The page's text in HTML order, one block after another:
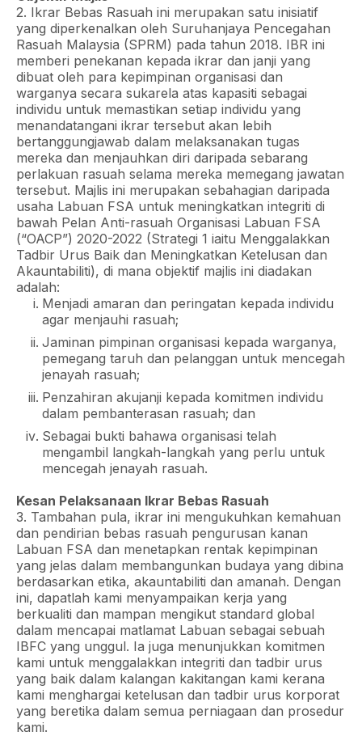
2. Ikrar Bebas Rasuah ini merupakan satu inisiatif
yang diperkenalkan oleh Suruhanjaya Pencegahan
Rasuah Malaysia (SPRM) pada tahun 2018. IBR ini
memberi penekanan kepada ikrar dan janji yang
dibuat oleh para kepimpinan organisasi dan
warganya secara sukarela atas kapasiti sebagai
individu untuk memastikan setiap individu yang
menandatangani ikrar tersebut akan lebih
bertanggungjawab dalam melaksanakan tugas
mereka dan menjauhkan diri daripada sebarang
perlakuan rasuah selama mereka memegang jawatan
tersebut. Majlis ini merupakan sebahagian daripada
usaha Labuan FSA untuk meningkatkan integriti di
bawah Pelan Anti-rasuah Organisasi Labuan FSA
(“OACP”) 2020-2022 (Strategi 1 iaitu Menggalakkan
Tadbir Urus Baik dan Meningkatkan Ketelusan dan
Akauntabiliti), di mana objektif majlis ini diadakan
adalah:
Menjadi amaran dan peringatan kepada individu
agar menjauhi rasuah;
Jaminan pimpinan organisasi kepada warganya,
pemegang taruh dan pelanggan untuk mencegah
jenayah rasuah;
Penzahiran akujanji kepada komitmen individu
dalam pembanterasan rasuah; dan
Sebagai bukti bahawa organisasi telah
mengambil langkah-langkah yang perlu untuk
mencegah jenayah rasuah.
Kesan Pelaksanaan Ikrar Bebas Rasuah
3. Tambahan pula, ikrar ini mengukuhkan kemahuan
dan pendirian bebas rasuah pengurusan kanan
Labuan FSA dan menetapkan rentak kepimpinan
yang jelas dalam membangunkan budaya yang dibina
berdasarkan etika, akauntabiliti dan amanah. Dengan
ini, dapatlah kami menyampaikan kerja yang
berkualiti dan mampan mengikut standard global
dalam mencapai matlamat Labuan sebagai sebuah
IBFC yang unggul. Ia juga menunjukkan komitmen
kami untuk menggalakkan integriti dan tadbir urus
yang baik dalam kalangan kakitangan kami kerana
kami menghargai ketelusan dan tadbir urus korporat
yang beretika dalam semua perniagaan dan prosedur
kami.